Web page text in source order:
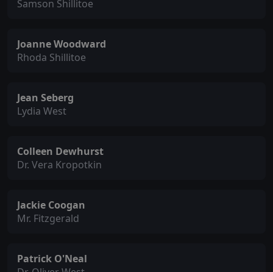
Samson Shillitoe
Joanne Woodward
Rhoda Shillitoe
Jean Seberg
Lydia West
Colleen Dewhurst
Dr. Vera Kropotkin
Jackie Coogan
Mr. Fitzgerald
Patrick O'Neal